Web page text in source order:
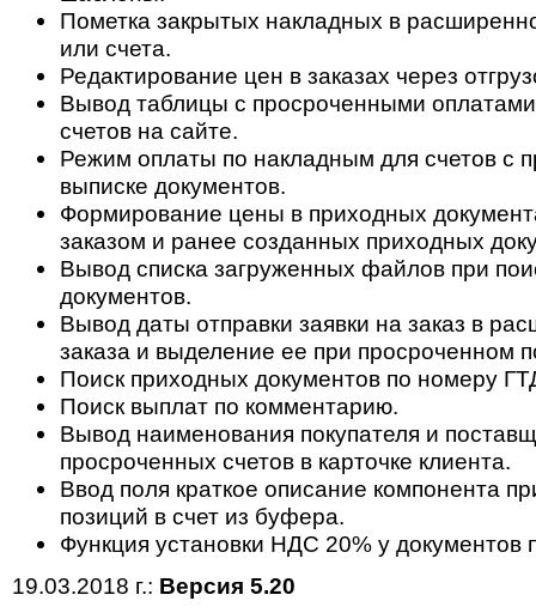
Пометка закрытых накладных в
или счета.
Редактирование цен в заказах через
Вывод таблицы с просроченными
счетов на сайте.
Режим оплаты по накладным для счетов с
выписке документов.
Формирование цены в приходных
заказом и ранее созданных приходных
Вывод списка загруженных файлов при
документов.
Вывод даты отправки заявки на заказ в
заказа и выделение ее при просроченном
Поиск приходных документов по номеру
Поиск выплат по комментарию.
Вывод наименования покупателя и
просроченных счетов в карточке клиента.
Ввод поля краткое описание компонента
позиций в счет из буфера.
Функция установки НДС 20% у документов
19.03.2018 г.: Версия 5.20